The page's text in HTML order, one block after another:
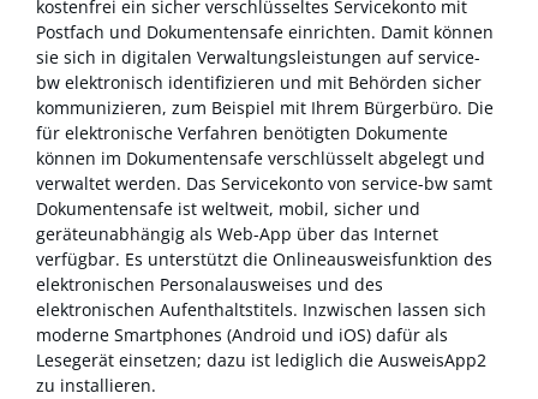
kostenfrei ein sicher verschlüsseltes Servicekonto mit
Postfach und Dokumentensafe einrichten. Damit können
sie sich in digitalen Verwaltungsleistungen auf service-
bw elektronisch identifizieren und mit Behörden sicher
kommunizieren, zum Beispiel mit Ihrem Bürgerbüro. Die
für elektronische Verfahren benötigten Dokumente
können im Dokumentensafe verschlüsselt abgelegt und
verwaltet werden. Das Servicekonto von service-bw samt
Dokumentensafe ist weltweit, mobil, sicher und
geräteunabhängig als Web-App über das Internet
verfügbar. Es unterstützt die Onlineausweisfunktion des
elektronischen Personalausweises und des
elektronischen Aufenthaltstitels. Inzwischen lassen sich
moderne Smartphones (Android und iOS) dafür als
Lesegerät einsetzen; dazu ist lediglich die AusweisApp2
zu installieren.